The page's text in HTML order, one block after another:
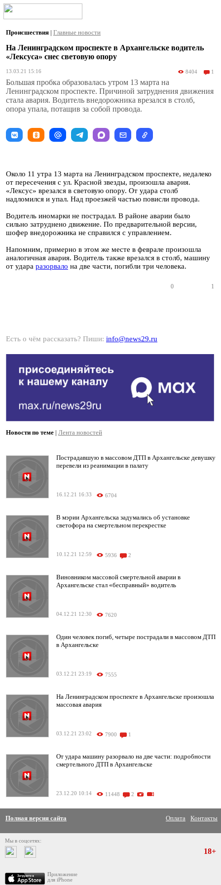
Происшествия | Главные новости
На Ленинградском проспекте в Архангельске водитель
«Лексуса» снес световую опору
13.03.21 15:16 8404 1
Большая пробка образовалась утром 13 марта на
Ленинградском проспекте. Причиной затруднения движения
стала авария. Водитель внедорожника врезался в столб,
опора упала, потащив за собой провода.
Около 11 утра 13 марта на Ленинградском проспекте, недалеко
от пересечения с ул. Красной звезды, произошла авария.
«Лексус» врезался в световую опору. От удара столб
надломился и упал. Над проезжей частью повисли провода.
Водитель иномарки не пострадал. В районе аварии было
сильно затруднено движение. По предварительной версии,
шофер внедорожника не справился с управлением.
Напомним, примерно в этом же месте в феврале произошла
аналогичная авария. Водитель также врезался в столб, машину
от удара разорвало на две части, погибли три человека.
0 1
Есть о чём рассказать? Пиши: info@news29.ru
Новости по теме | Лента новостей
Пострадавшую в массовом ДТП в Архангельске девушку
перевели из реанимации в палату
16.12.21 16:33 6704
В мэрии Архангельска задумались об установке
светофора на смертельном перекрестке
10.12.21 12:59 5936 2
Виновником массовой смертельной аварии в
Архангельске стал «бесправный» водитель
04.12.21 12:30 7620
Один человек погиб, четыре пострадали в массовом ДТП
в Архангельске
03.12.21 23:19 7555
На Ленинградском проспекте в Архангельске произошла
массовая авария
03.12.21 23:02 7900 1
От удара машину разорвало на две части: подробности
смертельного ДТП в Архангельске
23.12.20 10:14 11448 2
Полная версия сайта Оплата Контакты
Мы в соцсетях:
Приложение
для iPhone
18+